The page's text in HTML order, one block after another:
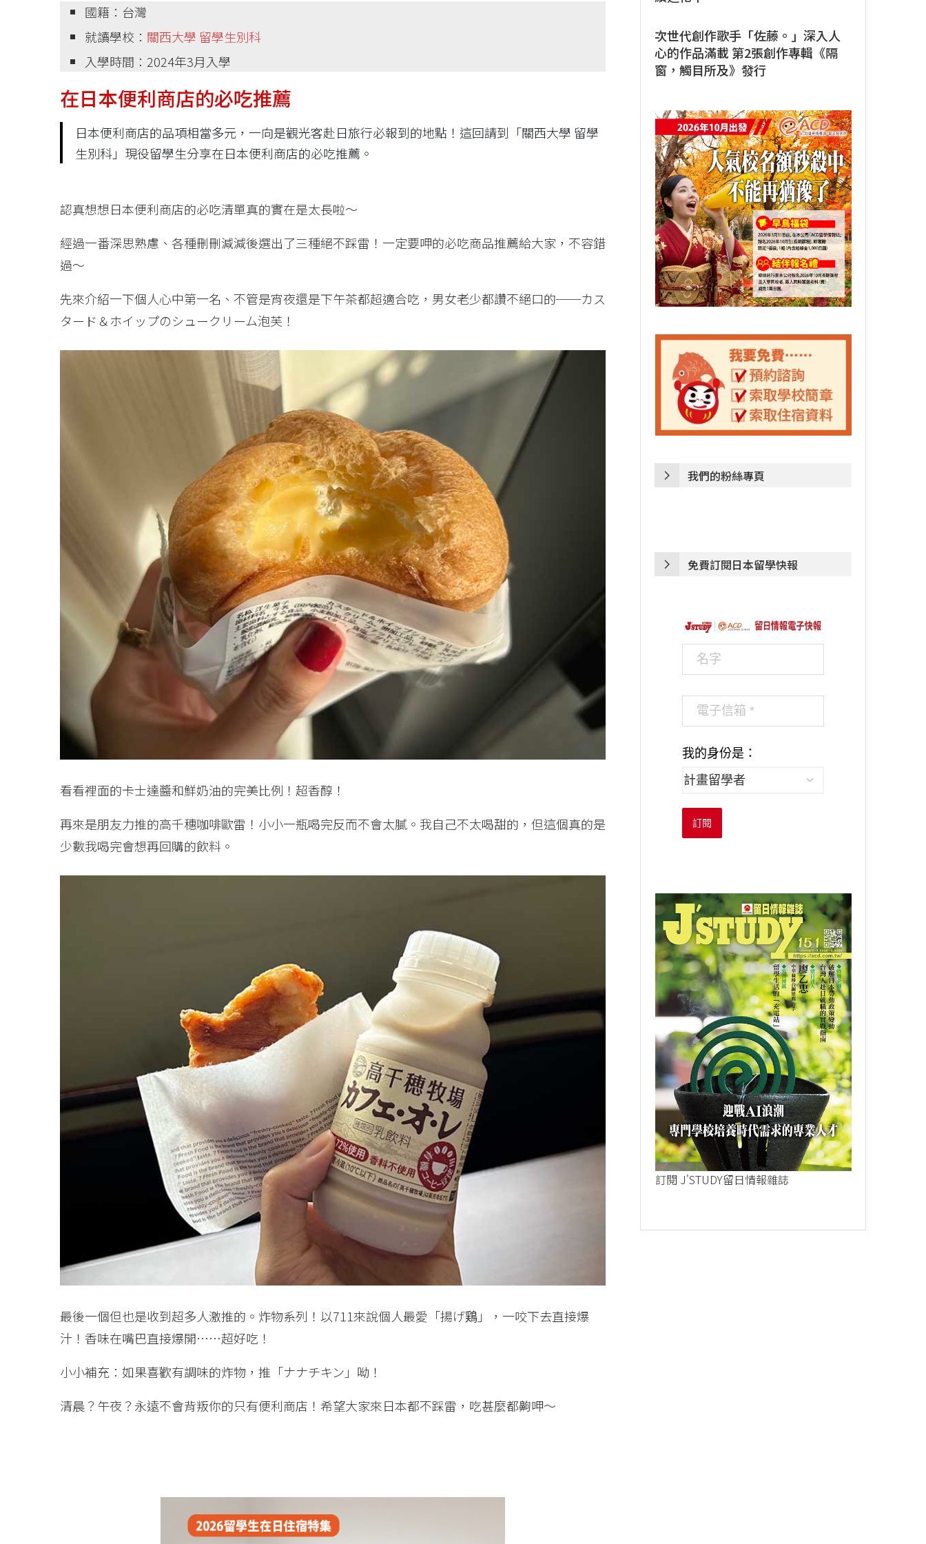
國籍：台灣
就讀學校： 關西大學 留學生別科
入學時間：2024年3月入學
在日本便利商店的必吃推薦
日本便利商店的品項相當多元，一向是觀光客赴日旅行必報到的地點！這回請到「關西大學 留學
生別科」現役留學生分享在日本便利商店的必吃推薦。
認真想想日本便利商店的必吃清單真的實在是太長啦～
經過一番深思熟慮、各種刪刪減減後選出了三種絕不踩雷！一定要呷的必吃商品推薦給大家，不容錯
過～
先來介紹一下個人心中第一名、不管是宵夜還是下午茶都超適合吃，男女老少都讚不絕口的──カス
タード＆ホイップのシュークリーム泡芙！
看看裡面的卡士達醬和鮮奶油的完美比例！超香醇！
再來是朋友力推的高千穗咖啡歐雷！小小一瓶喝完反而不會太膩。我自己不太喝甜的，但這個真的是
少數我喝完會想再回購的飲料。
最後一個但也是收到超多人激推的。炸物系列！以711來說個人最愛「揚げ鶏」，一咬下去直接爆
汁！香味在嘴巴直接爆開……超好吃！
小小補充：如果喜歡有調味的炸物，推「ナナチキン」呦！
清晨？午夜？永遠不會背叛你的只有便利商店！希望大家來日本都不踩雷，吃甚麼都齁呷～
次世代創作歌手「佐藤。」深入人
心的作品滿載 第2張創作專輯《隔
窗，觸目所及》發行
我們的粉絲專頁
免費訂閱日本留學快報
我的身份是：
訂閱
訂閱 J'STUDY留日情報雜誌